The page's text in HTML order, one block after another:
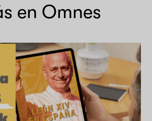
en Omnes